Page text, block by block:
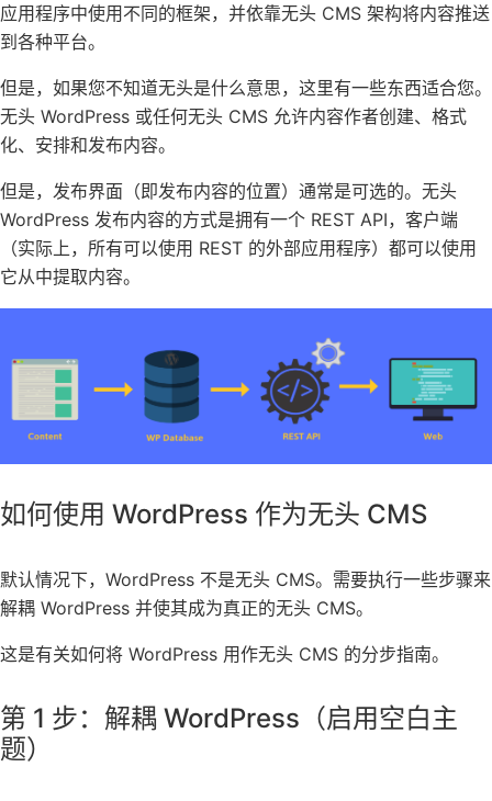
应用程序中使用不同的框架，并依靠无头 CMS 架构将内容推送
到各种平台。
但是，如果您不知道无头是什么意思，这里有一些东西适合您。
无头 WordPress 或任何无头 CMS 允许内容作者创建、格式
化、安排和发布内容。
但是，发布界面（即发布内容的位置）通常是可选的。无头
WordPress 发布内容的方式是拥有一个 REST API，客户端
（实际上，所有可以使用 REST 的外部应用程序）都可以使用
它从中提取内容。
如何使用 WordPress 作为无头 CMS
默认情况下，WordPress 不是无头 CMS。需要执行一些步骤来
解耦 WordPress 并使其成为真正的无头 CMS。
这是有关如何将 WordPress 用作无头 CMS 的分步指南。
第 1 步：解耦 WordPress（启用空白主
题）